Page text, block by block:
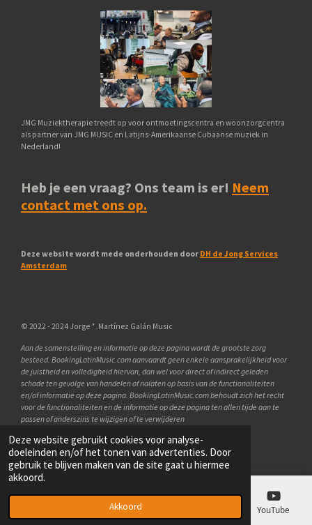
Deze website gebruikt cookies voor analyse-
doeleinden en/of het tonen van advertenties. Door
gebruik te blijven maken van de site gaat u hiermee
akkoord.
Akkoord
JMG Muziektherapie treedt op voor ontmoetingscentra en woonzorgcentra
als partner van JMG MUSIC en Latijns-Amerikaanse Cubaanse muziek in
Nederland!
Heb je een vraag? Ons team is er! Neem
contact met ons op.
Deze website wordt mede onderhouden door DH de Jong Services
Amsterdam
© 2022 - 2024 Jorge *.Martínez Galán Music
Aan de samenstelling en informatie op deze pagina wordt de grootste zorg
besteed. BookingLatinMusic.comaanvaardt geen enkele aansprakelijkheid voor
de juistheid en volledigheid hiervan, dan wel voor direct of indirect geleden
schade ten gevolge van handelen of nalaten op basis van de functionaliteiten
en/of informatie op deze pagina. BookingLatinMusic.combehoudt zich het recht
voor de functionaliteiten en de informatie op deze pagina ten allen tijde aan te
passen of anderszins te wijzigen of te verwijderen
Powered by JouwWeb
Telefoonnummer YouTube